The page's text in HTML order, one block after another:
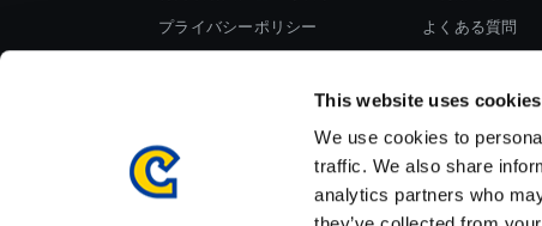
This website uses cookies
We use cookies to
traffic. We also share
analytics partners who
プライバシーポリシー
よくある質問